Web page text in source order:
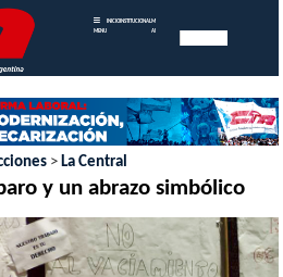
MENU
INICIOINSTITUCIONAL MEMORIAS
ANUALES
> La Central
y un abrazo simbólico